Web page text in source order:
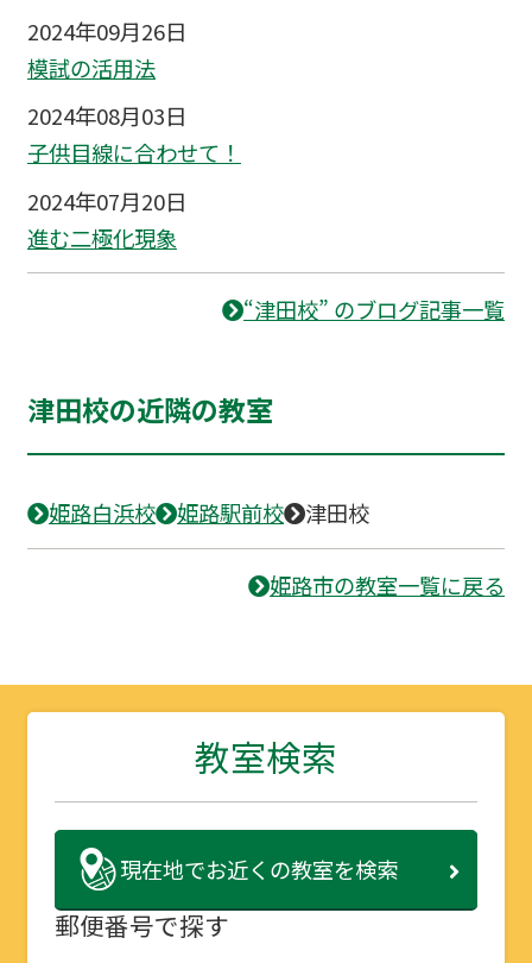
2024年09月26日
模試の活用法
2024年08月03日
子供目線に合わせて！
2024年07月20日
進む二極化現象
“津田校” のブログ記事一覧
津田校の近隣の教室
姫路白浜校 姫路駅前校 津田校
姫路市の教室一覧に戻る
教室検索
現在地でお近くの教室を検索
郵便番号で探す